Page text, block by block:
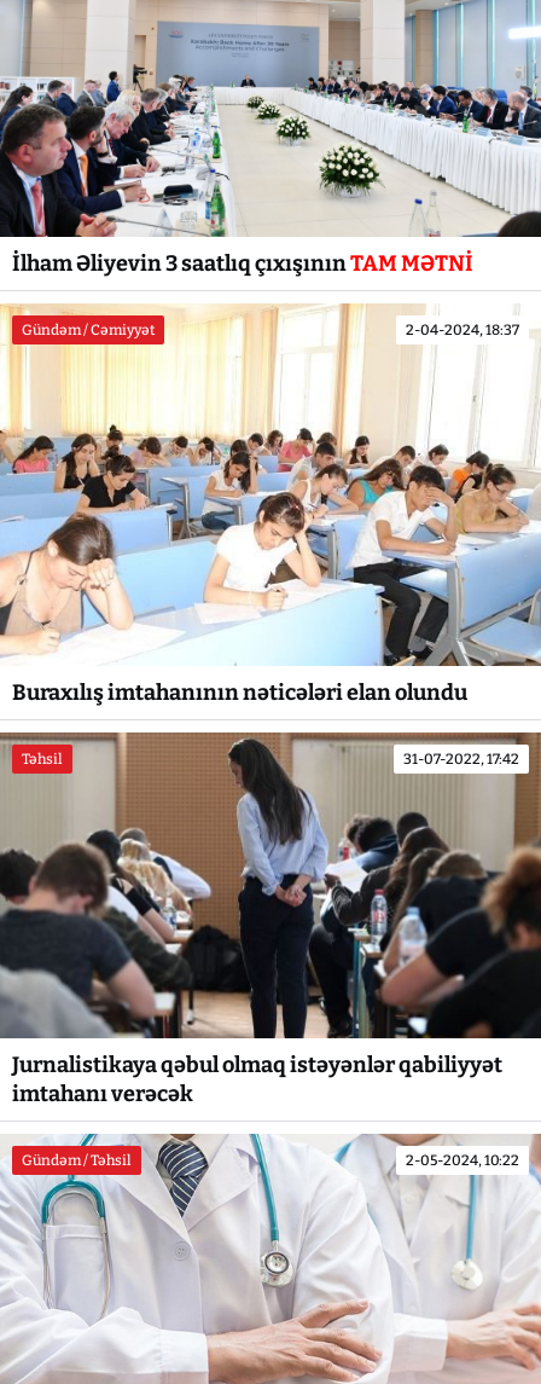
İlham Əliyevin 3 saatlıq çıxışınınTAM MƏTNİ
Gündəm / Cəmiyyət 2-04-2024, 18:37
Buraxılış imtahanının nəticələri elan olundu
Təhsil 31-07-2022, 17:42
Jurnalistikaya qəbul olmaq istəyənlər qabiliyyət
imtahanı verəcək
Gündəm / Təhsil 2-05-2024, 10:22